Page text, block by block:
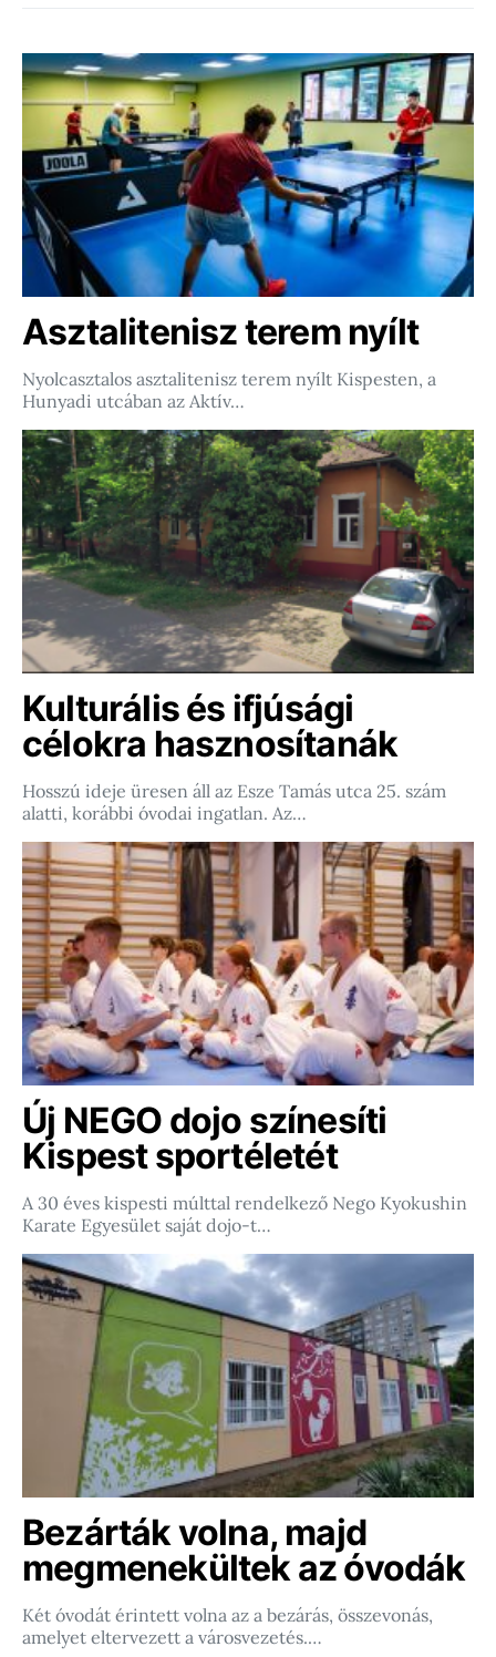
Asztalitenisz terem nyílt
Nyolcasztalos asztalitenisz terem nyílt Kispesten, a
Hunyadi utcában az Aktív…
Kulturális és ifjúsági
célokra hasznosítanák
Hosszú ideje üresen áll az Esze Tamás utca 25. szám
alatti, korábbi óvodai ingatlan. Az…
Új NEGO dojo színesíti
Kispest sportéletét
A 30 éves kispesti múlttal rendelkező Nego Kyokushin
Karate Egyesület saját dojo-t…
Bezárták volna, majd
megmenekültek az óvodák
Két óvodát érintett volna az a bezárás, összevonás,
amelyet eltervezett a városvezetés.…